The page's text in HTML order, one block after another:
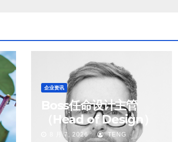
企业资讯
Boss任命设计主管
（Head of Design）
8 月 7, 2026 TENG